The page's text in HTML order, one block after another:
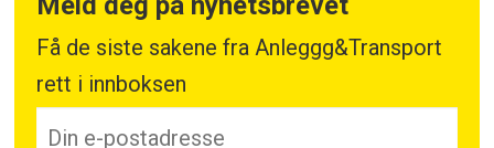
Få de siste sakene fra Anleggg&Transport
rett i innboksen